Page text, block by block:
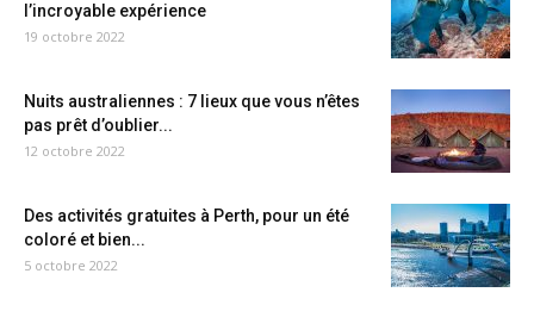
l’incroyable expérience
19 octobre 2022
Nuits australiennes : 7 lieux que vous n’êtes
pas prêt d’oublier...
12 octobre 2022
Des activités gratuites à Perth, pour un été
coloré et bien...
5 octobre 2022